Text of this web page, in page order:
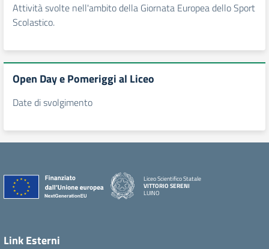
Attività svolte nell'ambito della Giornata Europea dello Sport
Scolastico.
Open Day e Pomeriggi al Liceo
Date di svolgimento
Liceo Scientifico Statale
VITTORIO SERENI
LUINO
Link Esterni